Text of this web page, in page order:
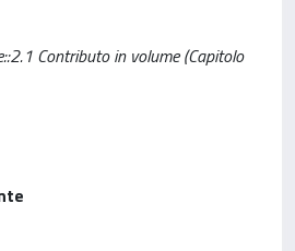
Contributo in volume (Capitolo